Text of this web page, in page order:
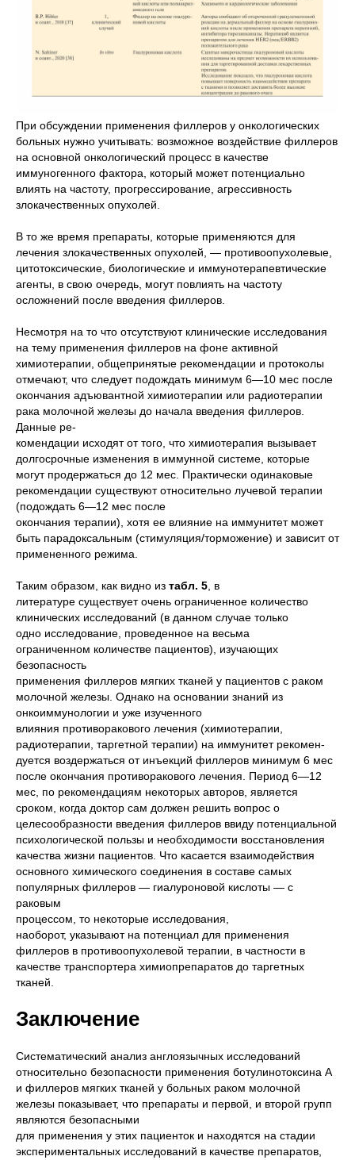
При обсуждении применения филлеров у онкологических
больных нужно учитывать: возможное воздействие филлеров
на основной онкологический процесс в качестве
иммуногенного фактора, который может потенциально
влиять на частоту, прогрессирование, агрессивность
злокачественных опухолей.
В то же время препараты, которые применяются для
лечения злокачественных опухолей, — противоопухолевые,
цитотоксические, биологические и иммунотерапевтические
агенты, в свою очередь, могут повлиять на частоту
осложнений после введения филлеров.
Несмотря на то что отсутствуют клинические исследования
на тему применения филлеров на фоне активной
химиотерапии, общепринятые рекомендации и протоколы
отмечают, что следует подождать минимум 6—10 мес после
окончания адъювантной химиотерапии или радиотерапии
рака молочной железы до начала введения филлеров.
Данные ре-
комендации исходят от того, что химиотерапия вызывает
долгосрочные изменения в иммунной системе, которые
могут продержаться до 12 мес. Практически одинаковые
рекомендации существуют относительно лучевой терапии
(подождать 6—12 мес после
окончания терапии), хотя ее влияние на иммунитет может
быть парадоксальным (стимуляция/торможение) и зависит от
примененного режима.
Таким образом, как видно из табл. 5, в
литературе существует очень ограниченное количество
клинических исследований (в данном случае только
одно исследование, проведенное на весьма
ограниченном количестве пациентов), изучающих
безопасность
применения филлеров мягких тканей у пациентов с раком
молочной железы. Однако на основании знаний из
онкоиммунологии и уже изученного
влияния противоракового лечения (химиотерапии,
радиотерапии, таргетной терапии) на иммунитет рекомен-
дуется воздержаться от инъекций филлеров минимум 6 мес
после окончания противоракового лечения. Период 6—12
мес, по рекомендациям некоторых авторов, является
сроком, когда доктор сам должен решить вопрос о
целесообразности введения филлеров ввиду потенциальной
психологической пользы и необходимости восстановления
качества жизни пациентов. Что касается взаимодействия
основного химического соединения в составе самых
популярных филлеров — гиалуроновой кислоты — с
раковым
процессом, то некоторые исследования,
наоборот, указывают на потенциал для применения
филлеров в противоопухолевой терапии, в частности в
качестве транспортера химиопрепаратов до таргетных
тканей.
Заключение
Систематический анализ англоязычных исследований
относительно безопасности применения ботулинотоксина А
и филлеров мягких тканей у больных раком молочной
железы показывает, что препараты и первой, и второй групп
являются безопасными
для применения у этих пациенток и находятся на стадии
экспериментальных исследований в качестве препаратов,